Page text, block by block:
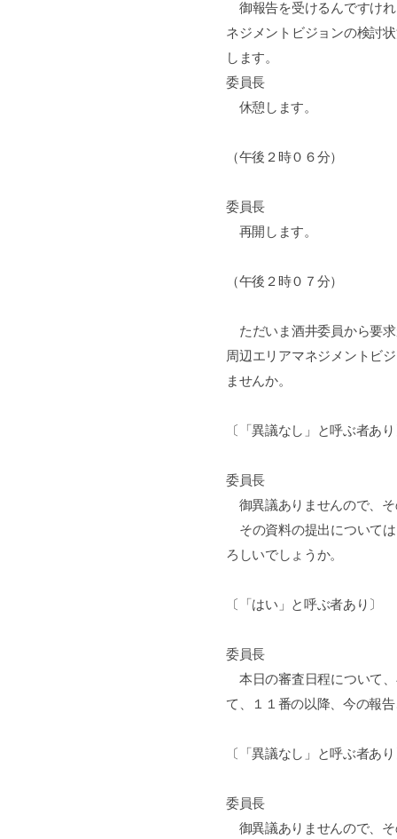
御報告を受けるんですけ
ネジメントビジョンの検討
します。
委員長
休憩します。
（午後２時０６分）
委員長
再開します。
（午後２時０７分）
ただいま酒井委員から要
周辺エリアマネジメントビ
ませんか。
〔「異議なし」と呼ぶ者あ
委員長
御異議ありませんので、
その資料の提出について
ろしいでしょうか。
〔「はい」と呼ぶ者あり〕
委員長
本日の審査日程について
て、１１番の以降、今の報
〔「異議なし」と呼ぶ者あ
委員長
御異議ありませんので、